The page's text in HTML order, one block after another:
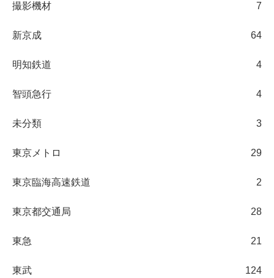
撮影機材 7
新京成 64
明知鉄道 4
智頭急行 4
未分類 3
東京メトロ 29
東京臨海高速鉄道 2
東京都交通局 28
東急 21
東武 124